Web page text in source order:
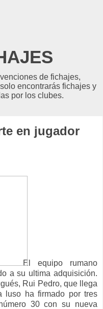
de fichajes,
encontrarás fichajes y
por los clubes.
en jugador
El equipo rumano
a su ultima adquisición.
Rui Pedro, que llega
luso ha firmado por tres
30 con su nueva